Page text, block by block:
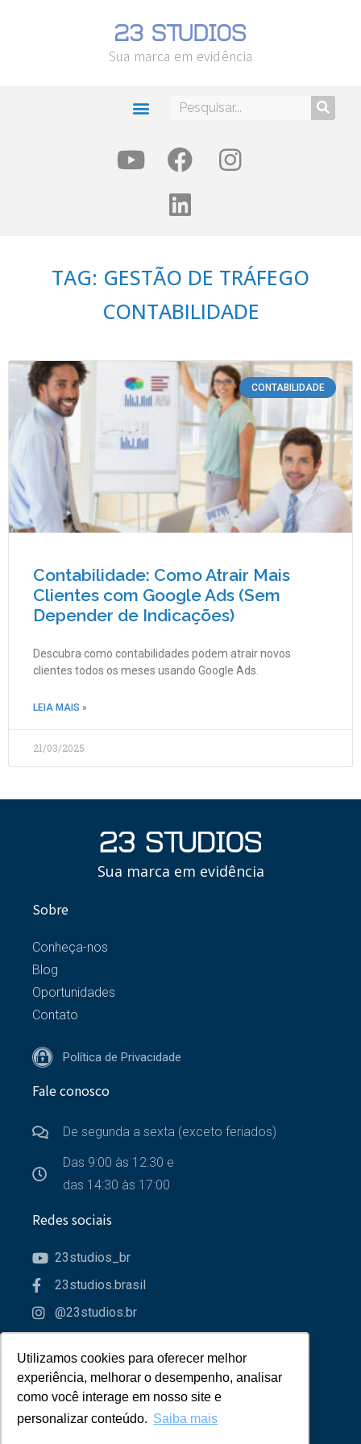
Utilizamos cookies para oferecer melhor
experiência, melhorar o desempenho, analisar
como você interage em nosso site e
personalizar conteúdo. Saiba mais
Utilizamos cookies para oferecer melhor
experiência, melhorar o desempenho, analisar
como você interage em nosso site e
personalizar conteúdo. Saiba mais
Sua marca em evidência
TAG: GESTÃO DE TRÁFEGO
CONTABILIDADE
CONTABILIDADE
Contabilidade: Como Atrair Mais
Clientes com Google Ads (Sem
Depender de Indicações)
Descubra como contabilidades podem atrair novos
clientes todos os meses usando Google Ads.
LEIA MAIS »
21/03/2025
Sua marca em evidência
Sobre
Conheça-nos
Blog
Oportunidades
Contato
Política de Privacidade
Fale conosco
De segunda a sexta (exceto feriados)
Das 9:00 às 12:30 e
das 14:30 às 17:00
Redes sociais
23studios_br
23studios.brasil
@23studios.br
Parceiros